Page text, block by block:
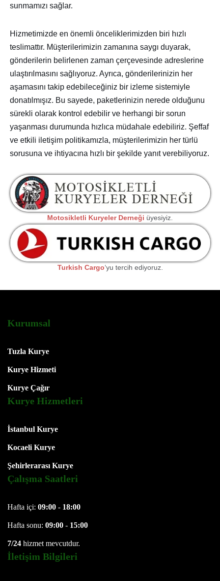
sunmamızı sağlar.
Hizmetimizde en önemli önceliklerimizden biri hızlı
teslimattır. Müşterilerimizin zamanına saygı duyarak,
gönderilerin belirlenen zaman çerçevesinde adreslerine
ulaştırılmasını sağlıyoruz. Ayrıca, gönderilerinizin her
aşamasını takip edebileceğiniz bir izleme sistemiyle
donatılmışız. Bu sayede, paketlerinizin nerede olduğunu
sürekli olarak kontrol edebilir ve herhangi bir sorun
yaşanması durumunda hızlıca müdahale edebiliriz. Şeffaf
ve etkili iletişim politikamızla, müşterilerimizin her türlü
sorusuna ve ihtiyacına hızlı bir şekilde yanıt verebiliyoruz.
Motosikletli Kuryeler Derneği üyesiyiz.
Turkish Cargo‘yu tercih ediyoruz.
Kurumsal
Tuzla Kurye
Kurye Hizmeti
Kurye Çağır
Kurye Hizmetleri
İstanbul Kurye
Kocaeli Kurye
Şehirlerarası Kurye
Çalışma Saatleri
Hafta içi: 09:00 - 18:00
Hafta sonu: 09:00 - 15:00
7/24 hizmet mevcutdur.
İletişim Bilgileri